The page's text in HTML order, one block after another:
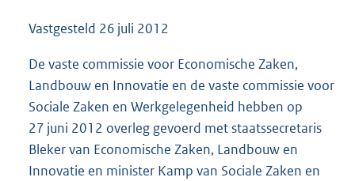
Vastgesteld 26 juli 2012
De vaste commissie voor Economische Zaken,
Landbouw en Innovatie en de vaste commissie voor
Sociale Zaken en Werkgelegenheid hebben op
27 juni 2012 overleg gevoerd met staatssecretaris
Bleker van Economische Zaken, Landbouw en
Innovatie en minister Kamp van Sociale Zaken en